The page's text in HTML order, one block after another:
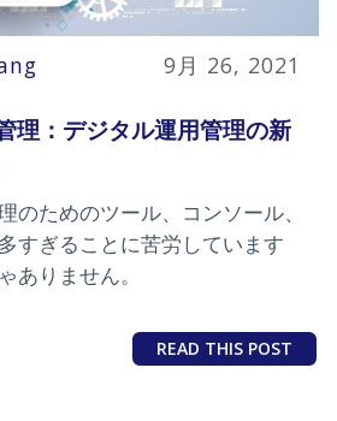
9月 26, 2021
理：デジタル運用管理の新
のためのツール、コンソール、
すぎることに苦労しています
ありません。
READ THIS POST